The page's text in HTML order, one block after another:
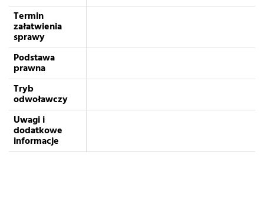
Termin
załatwienia
sprawy
Podstawa
prawna
Tryb
odwoławczy
Uwagi i
dodatkowe
informacje